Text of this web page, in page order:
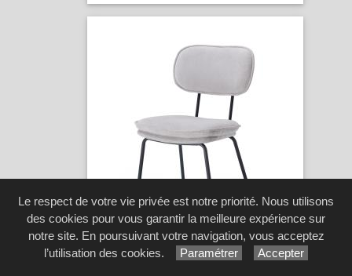
Le respect de votre vie privée est notre priorité. Nous utilisons
des cookies pour vous garantir la meilleure expérience sur
notre site. En poursuivant votre navigation, vous acceptez
l’utilisation des cookies.
Paramétrer Accepter